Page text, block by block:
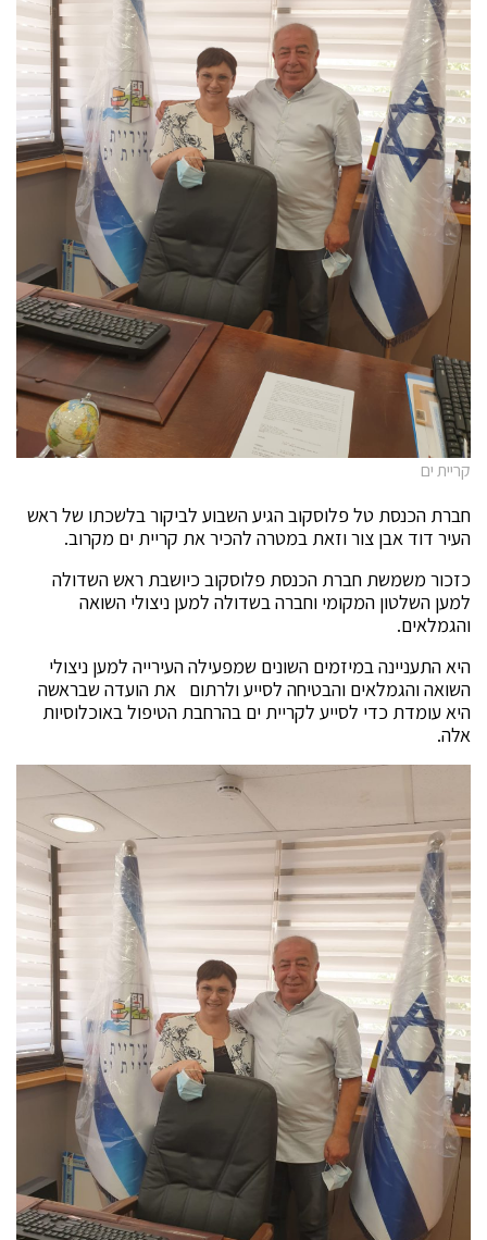
קריית ים
חברת הכנסת טל פלוסקוב הגיע השבוע לביקור בלשכתו של ראש
העיר דוד אבן צור וזאת במטרה להכיר את קריית ים מקרוב.
כזכור משמשת חברת הכנסת פלוסקוב כיושבת ראש השדולה
למען השלטון המקומי וחברה בשדולה למען ניצולי השואה
והגמלאים.
היא התעניינה במיזמים השונים שמפעילה העירייה למען ניצולי
השואה והגמלאים והבטיחה לסייע ולרתום את הועדה שבראשה
היא עומדת כדי לסייע לקריית ים בהרחבת הטיפול באוכלוסיות
אלה.